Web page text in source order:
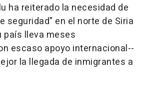
ha reiterado la necesidad de
seguridad" en el norte de Siria
país lleva meses
escaso apoyo internacional--
la llegada de inmigrantes a